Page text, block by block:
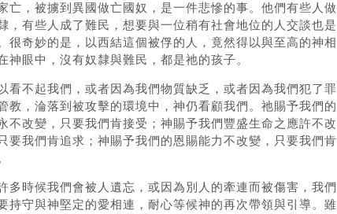
亡，被擄到異國做亡國奴，是一件悲慘的事。他們有些人做
，有些人成了難民，想要與一位稍有社會地位的人交談也是
很奇妙的是，以西結這個被俘的人，竟然得以與至高的神相
神眼中，沒有奴隸與難民，都是祂的孩子。
看不起我們，或者因為我們物質缺乏，或者因為我們犯了罪
教，淪落到被攻擊的環境中，神仍看顧我們。祂賜予我們的
不改變，只要我們肯接受；神賜予我們豐盛生命之應許不改
要我們肯追求；神賜予我們的恩賜能力不改變，只要我們肯
多時候我們會被人遺忘，或因為別人的牽連而被傷害，我們
持守與神堅定的愛相連，耐心等候神的再次帶領與引導。雖